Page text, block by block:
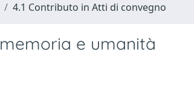
4.1 Contributo in Atti di convegno
e umanità